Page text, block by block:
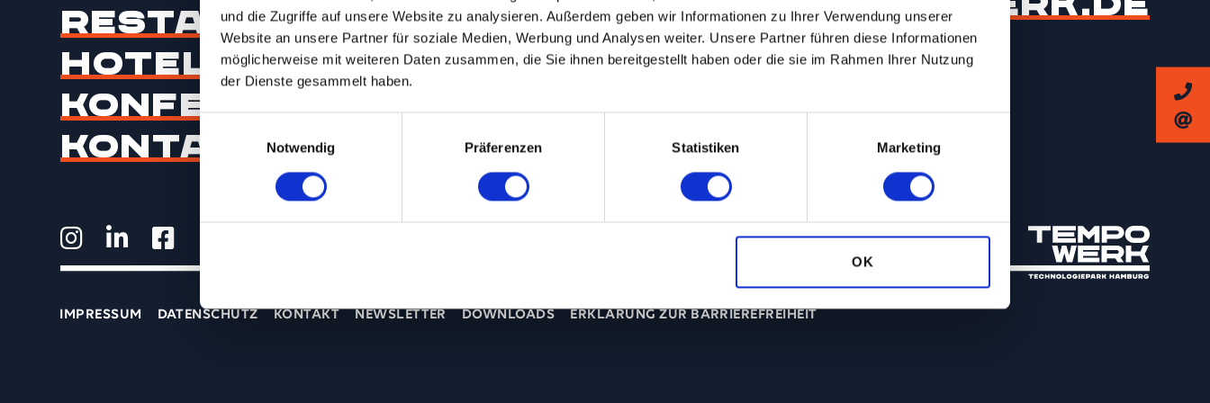
und die Zugriffe auf unsere Website zu analysieren. Außerdem geben wir Informationen zu Ihrer Verwendung unserer
Website an unsere Partner für soziale Medien, Werbung und Analysen weiter. Unsere Partner führen diese Informationen
möglicherweise mit weiteren Daten zusammen, die Sie ihnen bereitgestellt haben oder die sie im Rahmen Ihrer Nutzung
der Dienste gesammelt haben.
Einwilligungsauswahl
Notwendig
Präferenzen Statistiken Marketing
OK
Restaurant
Hotel
Konferenz
Kontakt
IMPRESSUM DATENSCHUTZ KONTAKT NEWSLETTER DOWNLOADS ERKLÄRUNG ZUR BARRIEREFREIHEIT